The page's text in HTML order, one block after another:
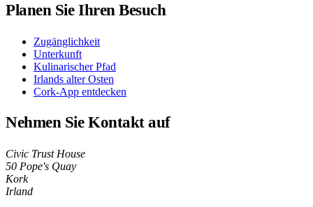
Planen Sie Ihren Besuch
Zugänglichkeit
Unterkunft
Kulinarischer Pfad
Irlands alter Osten
Cork-App entdecken
Nehmen Sie Kontakt auf
Civic Trust House
50 Pope's Quay
Kork
Irland